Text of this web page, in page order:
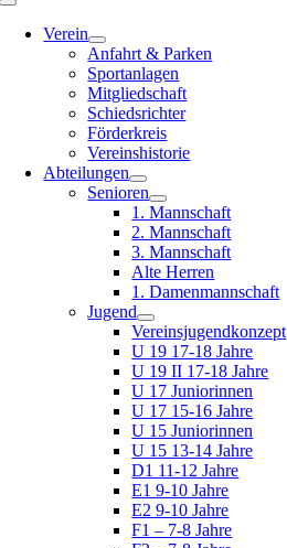
Toggle
NavigationVerein
Anfahrt & Parken
Sportanlagen
Mitgliedschaft
Schiedsrichter
Förderkreis
Vereinshistorie
Abteilungen
Senioren
1. Mannschaft
2. Mannschaft
3. Mannschaft
Alte Herren
1. Damenmannschaft
Jugend
Vereinsjugendkonzept
U 19 17-18 Jahre
U 19 II 17-18 Jahre
U 17 Juniorinnen
U 17 15-16 Jahre
U 15 Juniorinnen
U 15 13-14 Jahre
D1 11-12 Jahre
E1 9-10 Jahre
E2 9-10 Jahre
F1 – 7-8 Jahre